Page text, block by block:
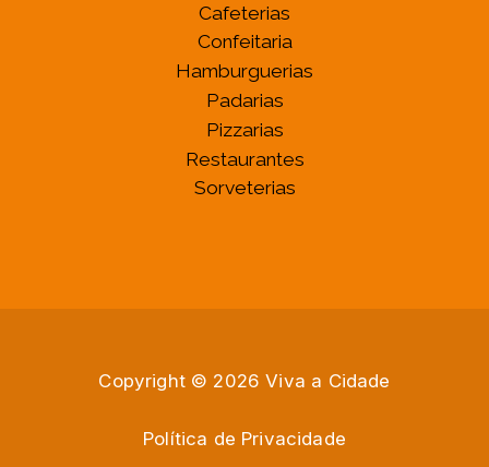
Cafeterias
Confeitaria
Hamburguerias
Padarias
Pizzarias
Restaurantes
Sorveterias
Copyright © 2026 Viva a Cidade
Política de Privacidade